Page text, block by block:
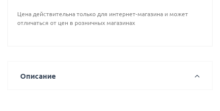
Цена действительна только для интернет-магазина и может
отличаться от цен в розничных магазинах
Описание